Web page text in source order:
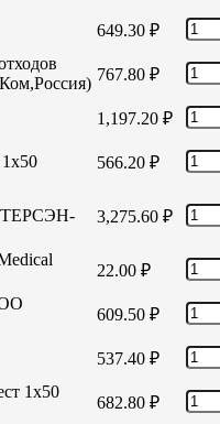
649.30 ₽
767.80 ₽
1,197.20 ₽
566.20 ₽
3,275.60 ₽
22.00 ₽
609.50 ₽
537.40 ₽
1х50
682.80 ₽